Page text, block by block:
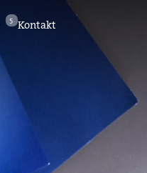
5 Kontakt